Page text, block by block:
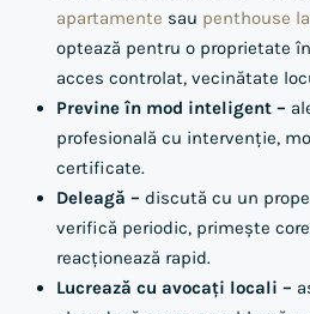
apartamente sau penthouse
optează pentru o proprietate
acces controlat, vecinătate
Previne în mod inteligent –
profesională cu intervenție,
certificate.
Deleagă – discută cu un
verifică periodic, primește
reacționează rapid.
Lucrează cu avocați locali –